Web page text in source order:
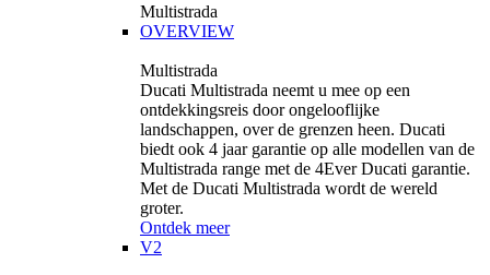
Multistrada
OVERVIEW
Multistrada
Ducati Multistrada neemt u mee op een
ontdekkingsreis door ongelooflijke
landschappen, over de grenzen heen. Ducati
biedt ook 4 jaar garantie op alle modellen van de
Multistrada range met de 4Ever Ducati garantie.
Met de Ducati Multistrada wordt de wereld
groter.
Ontdek meer
V2